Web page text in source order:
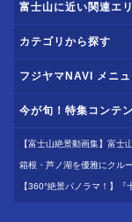
富士山に近い関連エ
カテゴリから探す
フジヤマNAVI メニ
今が旬！特集コンテ
【富士山絶景動画集】富士
箱根・芦ノ湖を優雅にクル
【360°絶景パノラマ！】『